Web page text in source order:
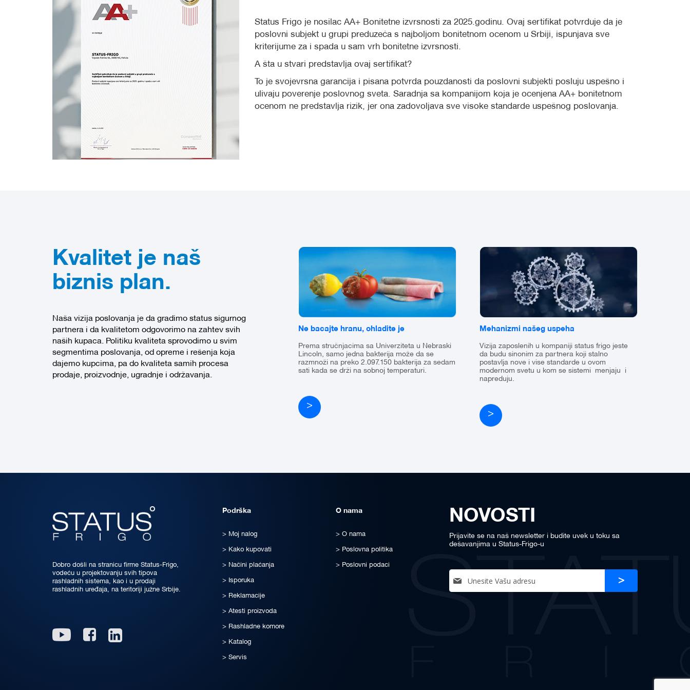
Status Frigo je nosilac AA+ Bonitetne izvrsnosti za 2025.godinu. Ovaj sertifikat potvrđuje da je
poslovni subjekt u grupi preduzeća s najboljom bonitetnom ocenom u Srbiji, ispunjava sve
kriterijume za i spada u sam vrh bonitetne izvrsnosti.
A šta u stvari predstavlja ovaj sertifikat?
To je svojevrsna garancija i pisana potvrda pouzdanosti da poslovni subjekti posluju uspešno i
ulivaju poverenje poslovnog sveta. Saradnja sa kompanijom koja je ocenjena AA+ bonitetnom
ocenom ne predstavlja rizik, jer ona zadovoljava sve visoke standarde uspešnog poslovanja.
Kvalitet je naš
biznis plan.
Naša vizija poslovanja je da gradimo status sigurnog
partnera i da kvalitetom odgovorimo na zahtev svih
naših kupaca. Politiku kvaliteta sprovodimo u svim
segmentima poslovanja, od opreme i rešenja koja
dajemo kupcima, pa do kvaliteta samih procesa
prodaje, proizvodnje, ugradnje i održavanja.
Ne bacajte hranu, ohladite je
Prema stručnjacima sa Univerziteta u Nebraski
Lincoln, samo jedna bakterija može da se
razmnoži na preko 2.097.150 bakterija za sedam
sati kada se drži na sobnoj temperaturi.
>
Mehanizmi našeg uspeha
Vizija zaposlenih u kompaniji status frigo jeste
da budu sinonim za partnera koji stalno
postavlja nove i vise standarde u ovom
modernom svetu u kom se sistemi menjaju i
napreduju.
>
Dobro došli na stranicu firme Status-Frigo,
vodeću u projektovanju svih tipova
rashladnih sistema, kao i u prodaji
rashladnih uređaja, na teritoriji južne Srbije.
Youtube Facebook
Podrška
Moj nalog
Kako kupovati
Načini plaćanja
Isporuka
Reklamacije
Atesti proizvoda
Rashladne komore
Katalog
Servis
O nama
O nama
Poslovna politika
Poslovni podaci
NOVOSTI
Prijavite se na naš newsletter i budite uvek u toku sa
dešavanjima u Status-Frigo-u
Sign
Up
for
Prijava